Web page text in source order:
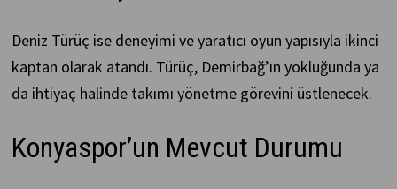
Deniz Türüç ise deneyimi ve yaratıcı oyun yapısıyla ikinci
kaptan olarak atandı. Türüç, Demirbağ’ın yokluğunda ya
da ihtiyaç halinde takımı yönetme görevini üstlenecek.
Konyaspor’un Mevcut Durumu